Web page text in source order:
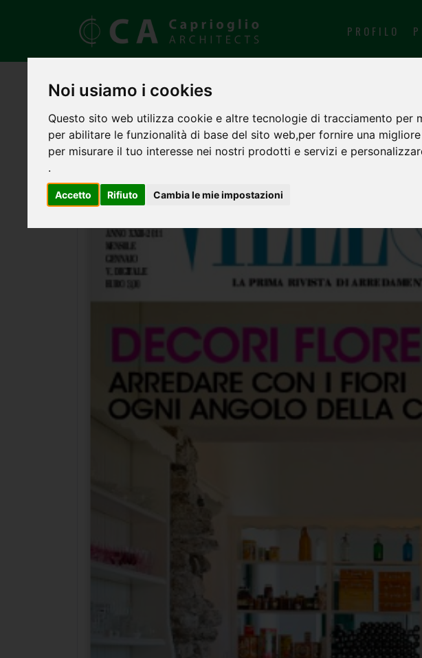
Noi usiamo i cookies
Questo sito web utilizza cookie e altre tecnologie di tracciamento per
per abilitare le funzionalità di base del sito web,per fornire una
per misurare il tuo interesse nei nostri prodotti e servizi e
.
Accetto Rifiuto Cambia le mie impostazioni
PROFILO